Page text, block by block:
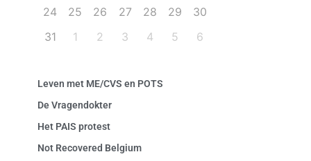
24
25 26 27 28 29
30
31
1 2 3 4 5 6
Leven met ME/CVS en POTS
De Vragendokter
Het PAIS protest
Not Recovered Belgium